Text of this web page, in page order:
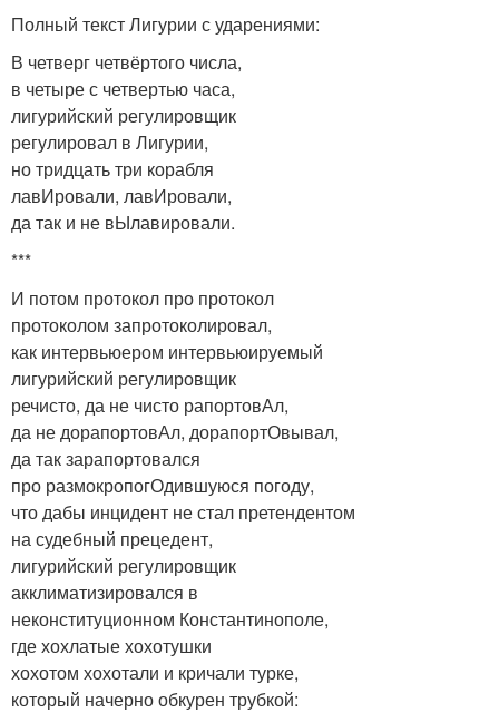
Полный текст Лигурии с ударениями:
В четверг четвёртого числа,
в четыре с четвертью часа,
лигурийский регулировщик
регулировал в Лигурии,
но тридцать три корабля
лавИровали, лавИровали,
да так и не вЫлавировали.
***
И потом протокол про протокол
протоколом запротоколировал,
как интервьюером интервьюируемый
лигурийский регулировщик
речисто, да не чисто рапортовАл,
да не дорапортовАл, дорапортОвывал,
да так зарапортовался
про размокропогОдившуюся погоду,
что дабы инцидент не стал претендентом
на судебный прецедент,
лигурийский регулировщик
акклиматизировался в
неконституционном Константинополе,
где хохлатые хохотушки
хохотом хохотали и кричали турке,
который начерно обкурен трубкой: